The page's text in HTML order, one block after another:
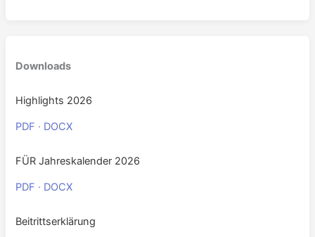
Downloads
Highlights 2026
PDF · DOCX
FÜR Jahreskalender 2026
PDF · DOCX
Beitrittserklärung